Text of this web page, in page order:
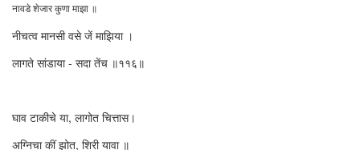
नावडे शेजार कुणा माझा ॥
नीचत्व मानसी वसे जें माझिया ।
लागते सांडाया - सदा तेंच ॥११६॥
घाव टाकीचे या, लागोत चित्तास।
अग्निचा कीं झोत, शिरी यावा ॥